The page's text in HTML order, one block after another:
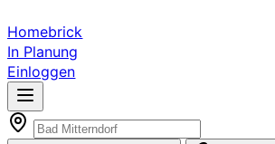
Homebrick
In Planung
Einloggen